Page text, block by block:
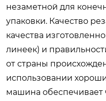
незаметной для
упаковки. Качество
качества
линеек) и
от страны
использовании
машина обеспечивает